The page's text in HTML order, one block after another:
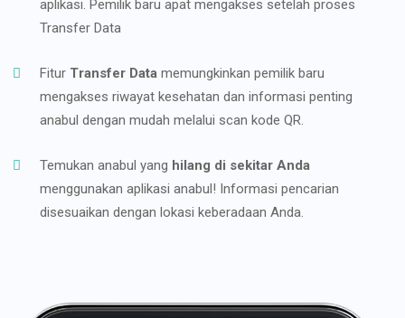
aplikasi. Pemilik baru apat mengakses setelah proses
Transfer Data
Fitur Transfer Data memungkinkan pemilik baru
mengakses riwayat kesehatan dan informasi penting
anabul dengan mudah melalui scan kode QR.
Temukan anabul yang hilang di sekitar Anda
menggunakan aplikasi anabul! Informasi pencarian
disesuaikan dengan lokasi keberadaan Anda.